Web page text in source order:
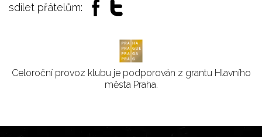
sdílet přátelům:
Celoroční provoz klubu je podporován z grantu Hlavního
města Praha.